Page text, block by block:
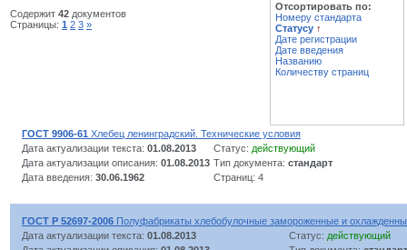
Содержит 42 документов
Страницы: 1 2 3 »
Отсортировать по:
Номеру стандарта
Статусу ↑
Дате регистрации
Дате введения
Названию
Количеству страниц
ГОСТ 9906-61 Хлебец ленинградский. Технические условия
Дата актуализации текста: 01.08.2013 Статус: действующий
Дата актуализации описания: 01.08.2013 Тип документа: стандарт
Дата введения: 30.06.1962 Страниц: 4
ГОСТ Р 52697-2006 Полуфабрикаты хлебобулочные замороженные и
Дата актуализации текста: 01.08.2013 Статус: действующий